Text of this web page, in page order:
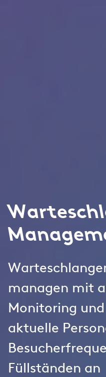
managen mit
Monitoring
aktuelle
Füllständen an